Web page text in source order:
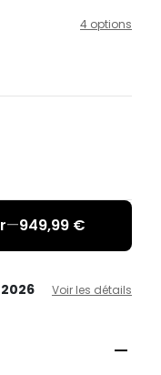
4 options
—949,99 €
Voir les détails
